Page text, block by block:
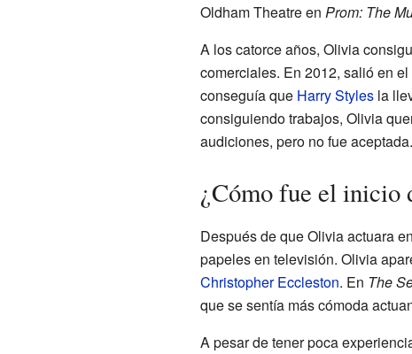
Oldham Theatre en Prom: The
A los catorce años, Olivia
comerciales. En 2012, salió en
conseguía que Harry Stylesla
consiguiendo trabajos, Olivia
audiciones, pero no fue aceptada.
¿Cómo fue el inicio
Después de que Olivia actuara
papeles en televisión. Olivia
Christopher Eccleston. En The
que se sentía más cómoda
A pesar de tener poca